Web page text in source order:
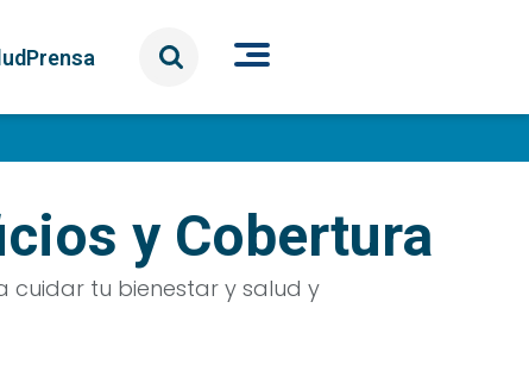
Prensa
y Cobertura
cuidar tu bienestar y salud y